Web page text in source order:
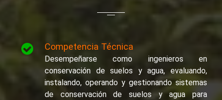
Competencia Técnica
Desempeñarse como ingenieros en
conservación de suelos y agua, evaluando,
instalando, operando y gestionando sistemas
de conservación de suelos y agua para